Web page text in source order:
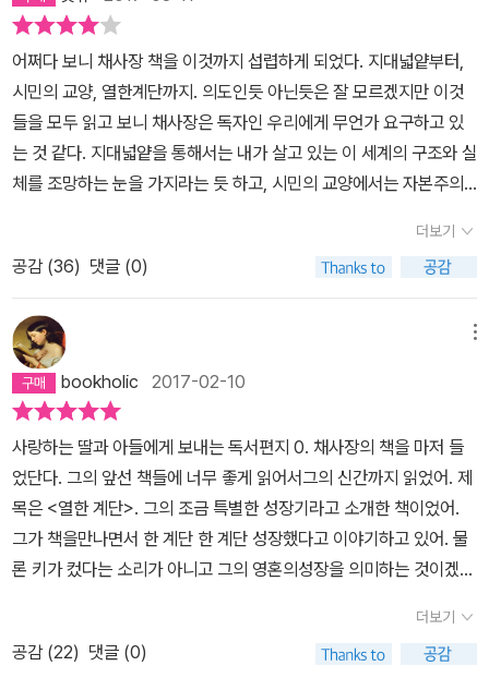
어쩌다 보니 채사장 책을 이것까지 섭렵하게 되었다. 지대넓얕부터,
시민의 교양, 열한계단까지. 의도인듯 아닌듯은 잘 모르겠지만 이것
들을 모두 읽고 보니 채사장은 독자인 우리에게 무언가 요구하고 있
는 것 같다. 지대넓얕을 통해서는 내가 살고 있는 이 세계의 구조와 실
체를 조망하는 눈을 가지라는 듯 하고, 시민의 교양에서는 자본주의
인 열한계단에서는 더 나아가 이 우주속에서의 자기자신이 어떠한 존
재인지를 파악하라는 것 같다. 어떻게 보면 꽤 단계적인 지도 같기도
하다. 그래서인지 이 책 열한계단은 채사장의 책들중에 가장 쉬우면
서도 가장 이해하기 어려운 것 같기도 하다. 채사장은 헤겔의 정반합
의 변증법을 통하여 자신의 자아가 성장한 과정을 밝힌다. 문학과 기
독교-불교-철학-과학-군대-자본주의-죽음의 경험-신비주의 등 채사
장은 자신이 성장하면서 정신적으로 크게 영향을 미친 것들을 하나하
나 짚어가며 열한계단으로 독자를 이끌어 나간다. 가끔 채사장은 자
신에게 심대한 영향을 미친 것들과 대화를 한 것을 책에서 보여주기
도 하는데 그때마다 자기 자신이 재수생- 입대예정자 등으로 바뀌는
것도 소소한 재미였다. 책의 초반부에 채사장은 우리에게 여행을 떠
날 것을 권한다. 이 여행은 어려운 여행이다. 자신에게 익숙한 것을 떨
치고 새로운 것들을 향해 나아가는 것이다. 인간은 누구나 편하고 익
숙한 환경을 좋아하도록 진화했기에 새로운 자신에게서 낯선 것을 향
더보기
공감 (36) 댓글 (0)
bookholic 2017-02-10
사랑하는 딸과 아들에게 보내는 독서편지 0. 채사장의 책을 마저 들
었단다. 그의 앞선 책들에 너무 좋게 읽어서그의 신간까지 읽었어. 제
목은 <열한 계단>. 그의 조금 특별한 성장기라고 소개한 책이었어.
그가 책을만나면서 한 계단 한 계단 성장했다고 이야기하고 있어. 물
론 키가 컸다는 소리가 아니고 그의 영혼의성장을 의미하는 것이겠
된 <죄와 벌>을시작으로 그는 책을 즐겨 읽는 사람이 되었대. 심지어
대학교 때는 대학 생활을 적응하지 못해서(그의 겸손인지 모르겠지
더보기
공감 (22) 댓글 (0)